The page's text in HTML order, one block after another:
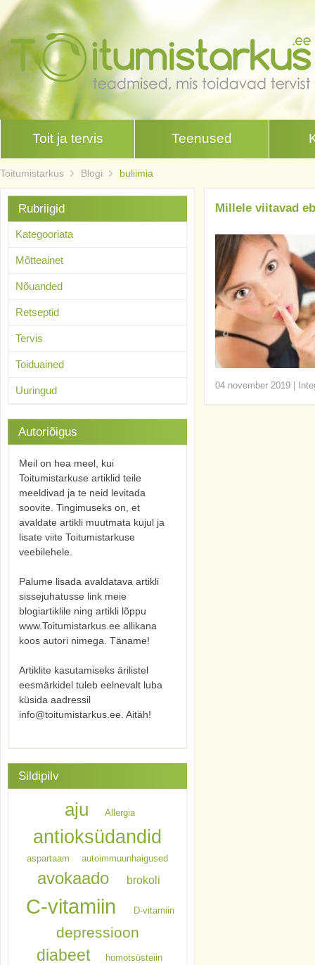
Toit ja tervis Teenused
Toitumistarkus Blogi buliimia
Millele viitavad
04 november 2019
Rubriigid
Kategooriata
Mõtteainet
Nõuanded
Retseptid
Tervis
Toiduained
Uuringud
Autoriõigus
Meil on hea meel, kui
Toitumistarkuse artiklid teile
meeldivad ja te neid levitada
soovite. Tingimuseks on, et
avaldate artikli muutmata kujul ja
lisate viite Toitumistarkuse
veebilehele.
Palume lisada avaldatava artikli
sissejuhatusse link meie
blogiartiklile ning artikli lõppu
www.Toitumistarkus.ee allikana
koos autori nimega. Täname!
Artiklite kasutamiseks ärilistel
eesmärkidel tuleb eelnevalt luba
küsida aadressil
info@toitumistarkus.ee. Aitäh!
Sildipilv
aju Allergia
antioksüdandid
aspartaam autoimmuunhaigused
avokaado brokoli
C-vitamiin D-vitamiin
depressioon
diabeet homotsüsteiin